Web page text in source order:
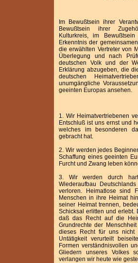
Im Bewußtsein ihrer
Bewußtsein ihrer
Kulturkreis, im
Erkenntnis der
die erwählten Vertreter von
Überlegung und nach
deutschen Volk und der
Erklärung abzugeben, die
deutschen
unumgängliche
geeinten Europas ansehen.
1. Wir Heimatvertriebenen
Entschluß ist uns ernst und
welches im besonderen
gebracht hat.
2. Wir werden jedes
Schaffung eines geeinten
Furcht und Zwang leben
3. Wir werden durch
Wiederaufbau
verloren. Heimatlose sind
Menschen in ihre Heimat
seiner Heimat trennen,
Schicksal erlitten und erlebt.
daß das Recht auf die
Grundrechte der
dieses Recht für uns nicht
Untätigkeit verurteilt
Formen verständnisvollen
Gliedern unseres Volkes
verlangen wir heute wie